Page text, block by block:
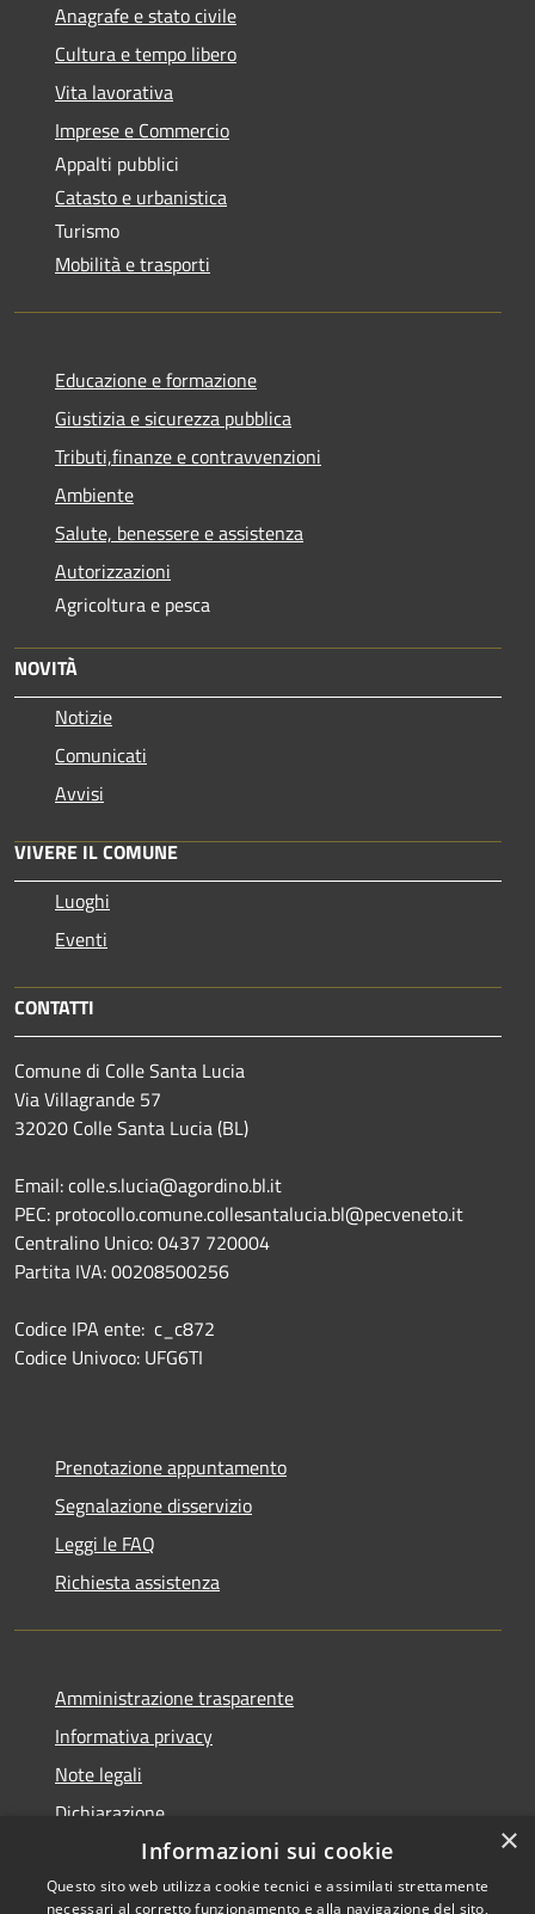
Anagrafe e stato civile
Cultura e tempo libero
Vita lavorativa
Imprese e Commercio
Appalti pubblici
Catasto e urbanistica
Turismo
Mobilità e trasporti
Educazione e formazione
Giustizia e sicurezza pubblica
Tributi,finanze e contravvenzioni
Ambiente
Salute, benessere e assistenza
Autorizzazioni
Agricoltura e pesca
NOVITÀ
Notizie
Comunicati
Avvisi
VIVERE IL COMUNE
Luoghi
Eventi
CONTATTI
Comune di Colle Santa Lucia
Via Villagrande 57
32020 Colle Santa Lucia (BL)
Email: colle.s.lucia@agordino.bl.it
PEC: protocollo.comune.collesantalucia.bl@pecveneto.it
Centralino Unico: 0437 720004
Partita IVA: 00208500256
Codice IPA ente: c_c872
Codice Univoco: UFG6TI
Prenotazione appuntamento
Segnalazione disservizio
Leggi le FAQ
Richiesta assistenza
Amministrazione trasparente
Informativa privacy
Note legali
Dichiarazione
di accessibilità
×
Informazioni sui cookie
Questo sito web utilizza cookie tecnici e assimilati strettamente
necessari al corretto funzionamento e alla navigazione del sito,